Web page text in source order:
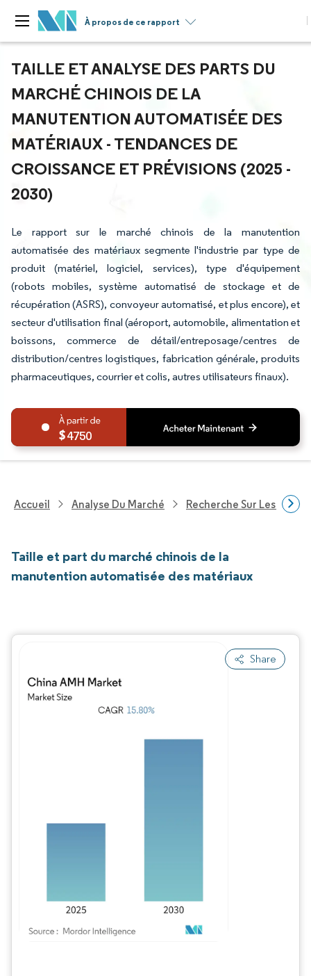
À propos de ce rapport
TAILLE ET ANALYSE DES PARTS DU
MARCHÉ CHINOIS DE LA
MANUTENTION AUTOMATISÉE DES
MATÉRIAUX - TENDANCES DE
CROISSANCE ET PRÉVISIONS (2025 -
2030)
Le rapport sur le marché chinois de la manutention
automatisée des matériaux segmente l'industrie par type de
produit (matériel, logiciel, services), type d'équipement
(robots mobiles, système automatisé de stockage et de
récupération (ASRS), convoyeur automatisé, et plus encore), et
secteur d'utilisation final (aéroport, automobile, alimentation et
boissons, commerce de détail/entreposage/centres de
distribution/centres logistiques, fabrication générale, produits
pharmaceutiques, courrier et colis, autres utilisateurs finaux).
4750
Accueil Analyse Du Marché Recherche Sur Les
Taille et part du marché chinois de la
manutention automatisée des matériaux
Share